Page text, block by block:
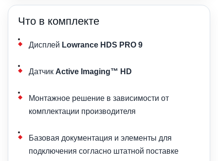
Что в комплекте
Дисплей Lowrance HDS PRO 9
Датчик Active Imaging™ HD
Монтажное решение в зависимости от
комплектации производителя
Базовая документация и элементы для
подключения согласно штатной поставке